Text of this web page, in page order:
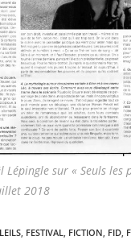
Lépingle sur « Seuls les
2018
FESTIVAL FICTION FID